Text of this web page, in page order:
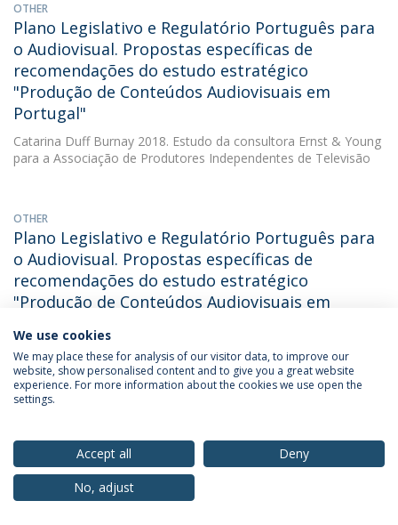
OTHER
Plano Legislativo e Regulatório Português para
o Audiovisual. Propostas específicas de
recomendações do estudo estratégico
"Produção de Conteúdos Audiovisuais em
Portugal"
Catarina Duff Burnay 2018. Estudo da consultora Ernst & Young
para a Associação de Produtores Independentes de Televisão
OTHER
Plano Legislativo e Regulatório Português para
o Audiovisual. Propostas específicas de
recomendações do estudo estratégico
"Produção de Conteúdos Audiovisuais em
Catarina Duff Burnay (with Catarina do Amaral Dias Duff
Burnay). 2018. Ernst & Young Global Limited
Portugal: televisão em rede. Novas estratégias
para a ficção
Catarina Duff Burnay2018. XIII Seminário Internacional OBITEL
We use cookies
We may place these for analysis of our visitor data, to improve our
website, show personalised content and to give you a great website
experience. For more information about the cookies we use open the
settings.
Accept all
Deny
No, adjust